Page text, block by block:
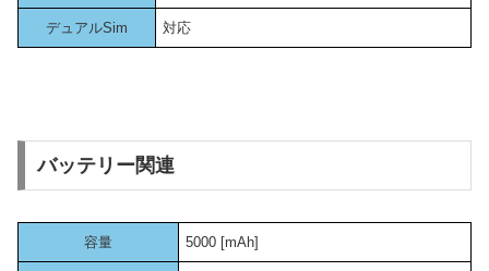
デュアルSim 対応
バッテリー関連
容量 5000 [mAh]